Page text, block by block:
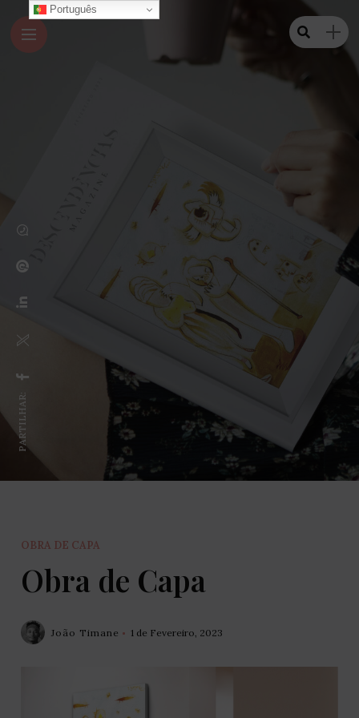
PARTILHAR:
OBRA DE CAPA
Obra de Capa
João Timane 1 de Fevereiro, 2023
Português